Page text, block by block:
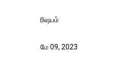
ரிஷபம்
மே 09, 2023